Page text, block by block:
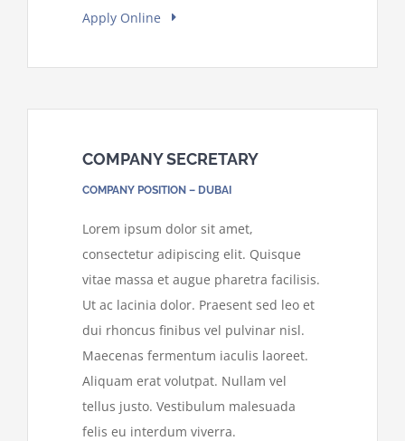
Apply Online
COMPANY SECRETARY
COMPANY POSITION – DUBAI
Lorem ipsum dolor sit amet,
consectetur adipiscing elit. Quisque
vitae massa et augue pharetra facilisis.
Ut ac lacinia dolor. Praesent sed leo et
dui rhoncus finibus vel pulvinar nisl.
Maecenas fermentum iaculis laoreet.
Aliquam erat volutpat. Nullam vel
tellus justo. Vestibulum malesuada
felis eu interdum viverra.